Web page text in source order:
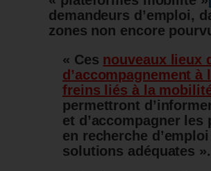
demandeurs d’emploi,
zones non encore
« Ces nouveaux lieux
d’accompagnement à
freins liés à la
permettront
et d’accompagner les
en recherche
solutions adéquates ».